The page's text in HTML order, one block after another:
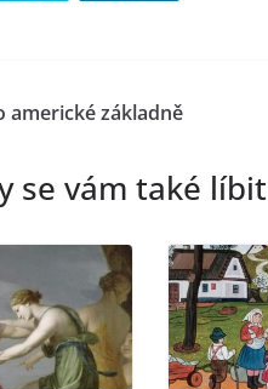
americké základně
se vám také líbit